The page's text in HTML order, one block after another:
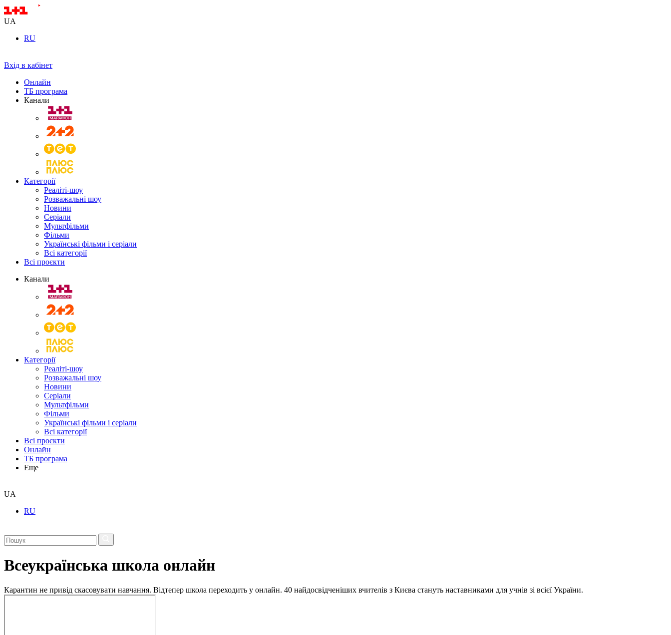
UA
RU
Вхід в кабінет
Онлайн
ТБ програма
Канали
Категорії
Реаліті-шоу
Розважальні шоу
Новини
Серіали
Мультфільми
Фільми
Українські фільми і серіали
Всі категорії
Всі проєкти
Канали
Категорії
Реаліті-шоу
Розважальні шоу
Новини
Серіали
Мультфільми
Фільми
Українські фільми і серіали
Всі категорії
Всі проєкти
Онлайн
ТБ програма
Еще
UA
RU
Всеукраїнська школа онлайн
Карантин не привід скасовувати навчання. Відтепер школа переходить у онлайн. 40 найдосвідченіших вчителів з Києва стануть наставниками для учнів зі всієї України.